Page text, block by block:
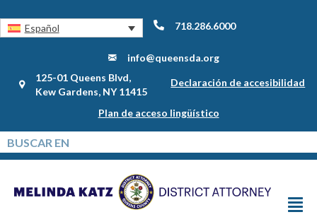
Español 718.286.6000
info@queensda.org
125-01 Queens Blvd,
Kew Gardens, NY 11415
Declaración de accesibilidad
Plan de acceso lingüístico